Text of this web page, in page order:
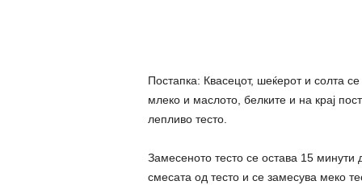
Постапка: Квасецот, шеќерот и солта
млеко и маслото, белките и на крај
лепливо тесто.
Замесеното тесто се остава 15
смесата од тесто и се замесува меко